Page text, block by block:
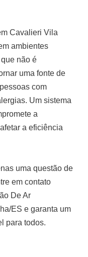
Cavalieri Vila
ambientes
não é
uma fonte de
com
Um sistema
a
a eficiência
uma questão de
em contato
De Ar
ES e garanta um
para todos.